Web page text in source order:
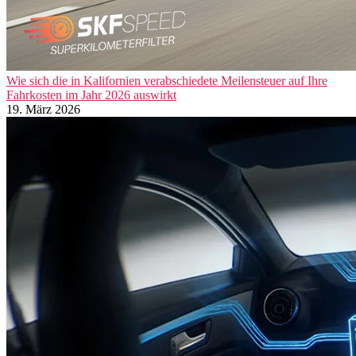
Wie sich die in Kalifornien verabschiedete Meilensteuer auf Ihre
Fahrkosten im Jahr 2026 auswirkt
19. März 2026